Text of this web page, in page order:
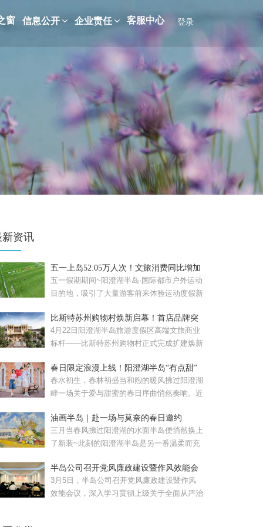
登录
窗 信息公开 企业责任 客服中心
新资讯
五一上岛52.05万人次！文旅消费同比增加
57.08%！
五一假期期间~阳澄湖半岛·国际都市户外运动
目的地，吸引了大量游客前来体验运动度假新
比斯特苏州购物村焕新启幕！首店品牌突
破120家
4月22日阳澄湖半岛旅游度假区高端文旅商业
标杆——比斯特苏州购物村正式完成扩建焕新
春日限定浪漫上线！阳澄湖半岛“有点甜”
春水初生，春林初盛当和煦的暖风拂过阳澄湖
畔一场关于爱与甜蜜的春日序曲悄然奏响。近
油画半岛｜赴一场与莫奈的春日邀约
三月当春风拂过阳澄湖的水面半岛便悄然换上
了新装~此刻的阳澄湖半岛是另一番温柔而充
半岛公司召开党风廉政建设暨作风效能会
议
3月5日，半岛公司召开党风廉政建设暨作风
效能会议，深入学习贯彻上级关于全面从严治